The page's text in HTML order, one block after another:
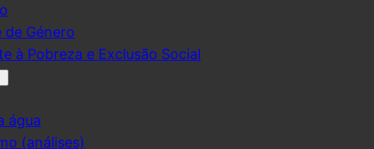
de Género
à Pobreza e Exclusão Social
água
(análises)